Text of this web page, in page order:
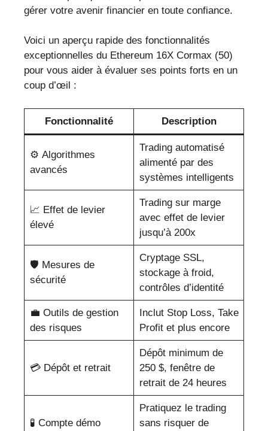
gérer votre avenir financier en toute confiance.
Voici un aperçu rapide des fonctionnalités
exceptionnelles du Ethereum 16X Cormax (50)
pour vous aider à évaluer ses points forts en un
coup d’œil :
Fonctionnalité Description
⚙️ Algorithmes
avancés
Trading automatisé
alimenté par des
systèmes intelligents
📈 Effet de levier
élevé
Trading sur marge
avec effet de levier
jusqu’à 200x
🛡️ Mesures de
sécurité
Cryptage SSL,
stockage à froid,
contrôles d’identité
💼 Outils de gestion
des risques
Inclut Stop Loss, Take
Profit et plus encore
💳 Dépôt et retrait
Dépôt minimum de
250 $, fenêtre de
retrait de 24 heures
🧪 Compte démo
Pratiquez le trading
sans risquer de